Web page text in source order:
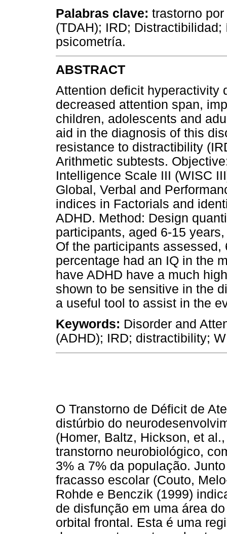
Palabras clave: trastorno
(TDAH); IRD;
psicometría.
ABSTRACT
Attention deficit hyperactivity
decreased attention span,
children, adolescents and
aid in the diagnosis of this
resistance to distractibility
Arithmetic subtests.
Intelligence Scale III (WISC
Global, Verbal and
indices in Factorials and
ADHD. Method: Design
participants, aged 6-15
Of the participants
percentage had an IQ in the
have ADHD have a much
shown to be sensitive in the
a useful tool to assist in the
Keywords: Disorder and
(ADHD); IRD; distractibility;
O Transtorno de Déficit de
distúrbio do
(Homer, Baltz, Hickson, et
transtorno neurobiológico,
3% a 7% da população.
fracasso escolar (Couto,
Rohde e Benczik (1999)
de disfunção em uma área
orbital frontal. Esta é uma